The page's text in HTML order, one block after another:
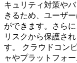
キュリティ対策や
きるため、ユーザ
ができます。さら
リスクから保護さ
す。 クラウドコン
ャやプラットフォ